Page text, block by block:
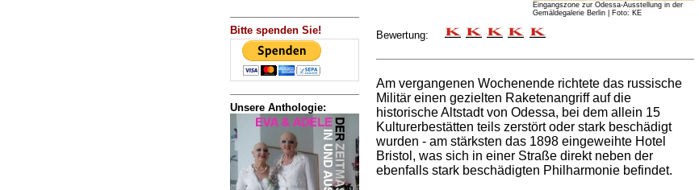
Bitte spenden Sie!
Unsere Anthologie:
Eingangszone zur Odessa-Ausstellung in der
Gemäldegalerie Berlin | Foto: KE
Bewertung:
Am vergangenen Wochenende richtete das russische
Militär einen gezielten Raketenangriff auf die
historische Altstadt von Odessa, bei dem allein 15
Kulturerbestätten teils zerstört oder stark beschädigt
wurden - am stärksten das 1898 eingeweihte Hotel
Bristol, was sich in einer Straße direkt neben der
ebenfalls stark beschädigten Philharmonie befindet.